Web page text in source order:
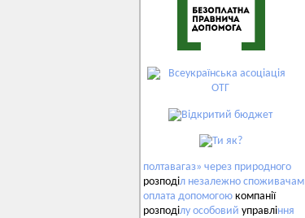
полтавагаз» через природного
розподіл незалежно споживачам
оплата допомогою компанії
розподілу особовий управління